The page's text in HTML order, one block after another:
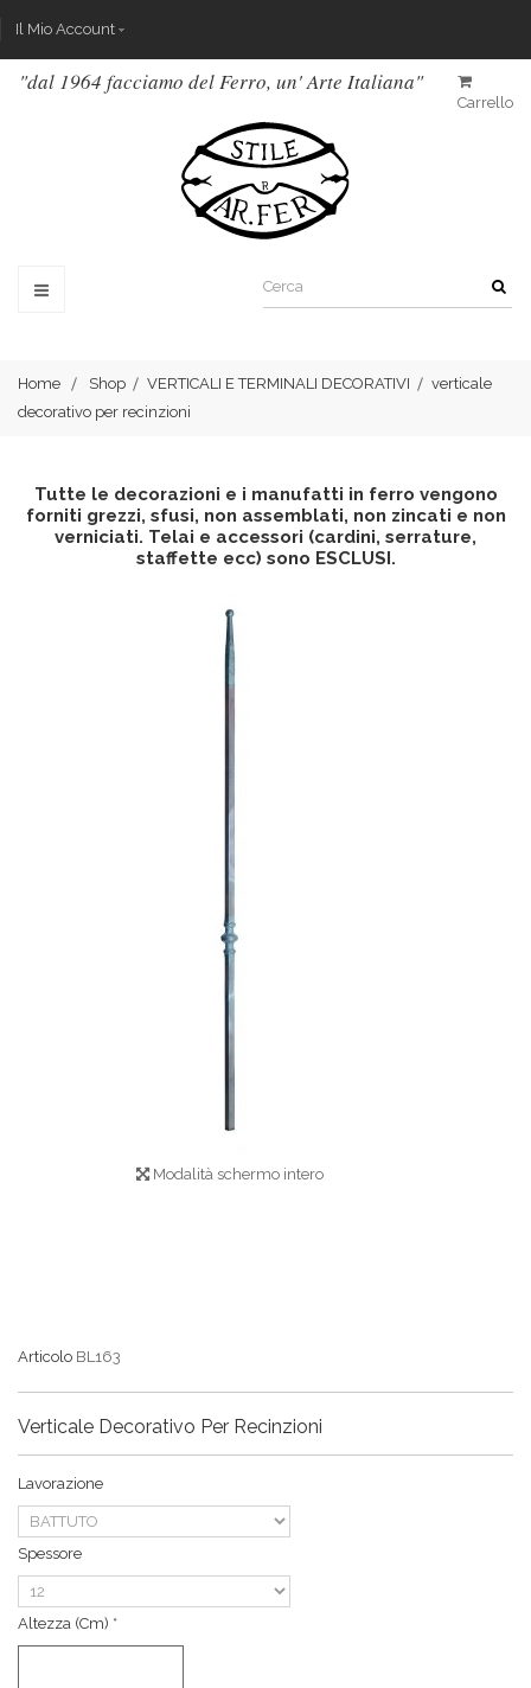
Il Mio Account
"dal 1964 facciamo del Ferro, un' Arte Italiana"
Carrello
Home Shop VERTICALI E TERMINALI DECORATIVI
verticale
decorativo per recinzioni
Tutte le decorazioni e i manufatti in ferro vengono
forniti grezzi, sfusi, non assemblati, non zincati e non
verniciati. Telai e accessori (cardini, serrature,
staffette ecc) sono ESCLUSI.
Modalità schermo intero
Articolo BL163
Verticale Decorativo Per Recinzioni
Lavorazione
Spessore
Altezza (cm) *